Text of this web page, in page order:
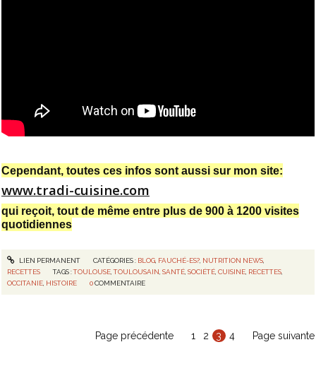
Cependant, toutes ces infos sont aussi sur mon site:
www.tradi-cuisine.com
qui reçoit, tout de même entre plus de 900 à 1200 visites
quotidiennes
LIEN PERMANENT CATÉGORIES : BLOG, FAUCHÉ-ES?, NUTRITION NEWS,
RECETTES
TAGS :TOULOUSE ,TOULOUSAIN ,SANTÉ ,SOCIÉTÉ ,CUISINE RECETTES
OCCITANIE HISTOIRE 0 COMMENTAIRE
Page précédente 1 2 3 4 Page suivante